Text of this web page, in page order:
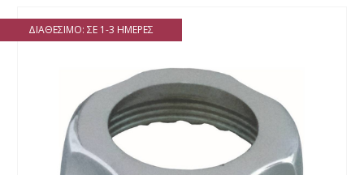
ΔΙΑΘΈΣΙΜΟ: ΣΕ 1-3 ΗΜΈΡΕΣ